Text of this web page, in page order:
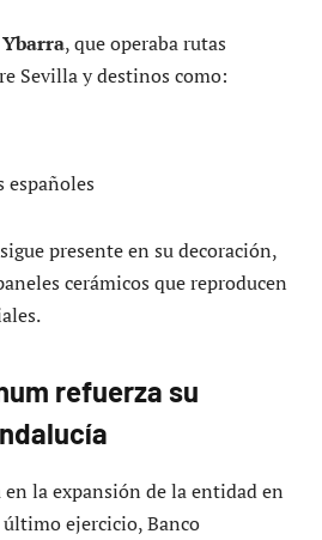
Ybarra, que operaba rutas
Sevilla y destinos como:
españoles
presente en su decoración,
cerámicos que reproducen
refuerza su
en la expansión de la entidad en
último ejercicio, Banco